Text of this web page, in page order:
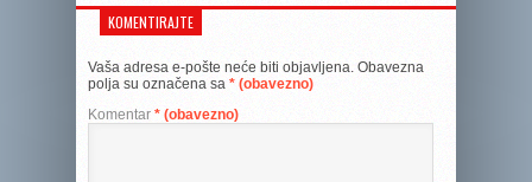
KOMENTIRAJTE
Vaša adresa e-pošte neće biti objavljena. Obavezna
polja su označena sa * (obavezno)
Komentar * (obavezno)